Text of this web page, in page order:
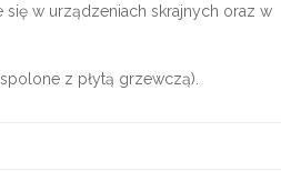
w urządzeniach skrajnych oraz w
z płytą grzewczą).